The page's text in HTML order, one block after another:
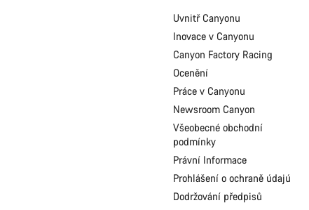
Uvnitř Canyonu
Inovace v Canyonu
Canyon Factory Racing
Ocenění
Práce v Canyonu
Newsroom Canyon
Všeobecné obchodní
podmínky
Právní Informace
Prohlášení o ochraně údajú
Dodržování předpisů